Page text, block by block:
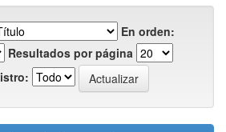
En orden:
Resultados por página